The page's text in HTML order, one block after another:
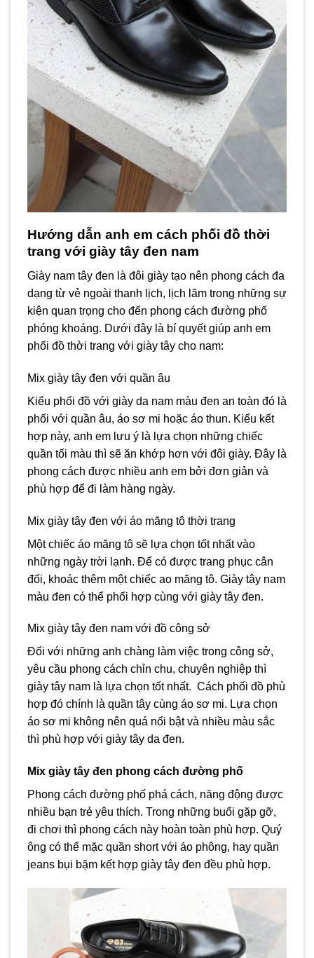
Hướng dẫn anh em cách phối đồ thời
trang với giày tây đen nam
Giày nam tây đen là đôi giày tạo nên phong cách đa
dạng từ vẻ ngoài thanh lịch, lịch lãm trong những sự
kiện quan trọng cho đến phong cách đường phố
phóng khoáng. Dưới đây là bí quyết giúp anh em
phối đồ thời trang với giày tây cho nam:
Mix giày tây đen với quần âu
Kiểu phối đồ với giày da nam màu đen an toàn đó là
phối với quần âu, áo sơ mi hoặc áo thun. Kiểu kết
hợp này, anh em lưu ý là lựa chọn những chiếc
quần tối màu thì sẽ ăn khớp hơn với đôi giày. Đây là
phong cách được nhiều anh em bởi đơn giản và
phù hợp để đi làm hàng ngày.
Mix giày tây đen với áo măng tô thời trang
Một chiếc áo măng tô sẽ lựa chọn tốt nhất vào
những ngày trời lạnh. Để có được trang phục cân
đối, khoác thêm một chiếc ao măng tô. Giày tây nam
màu đen có thể phối hợp cùng với giày tây đen.
Mix giày tây đen nam với đồ công sở
Đối với những anh chàng làm việc trong công sở,
yêu cầu phong cách chỉn chu, chuyên nghiệp thì
giày tây nam là lựa chọn tốt nhất. Cách phối đồ phù
hợp đó chính là quần tây cùng áo sơ mi. Lựa chọn
áo sơ mi không nên quá nổi bật và nhiều màu sắc
thì phù hợp với giày tây da đen.
Mix giày tây đen phong cách đường phố
Phong cách đường phố phá cách, năng động được
nhiều bạn trẻ yêu thích. Trong những buổi gặp gỡ,
đi chơi thì phong cách này hoàn toàn phù hợp. Quý
ông có thể mặc quần short với áo phông, hay quần
jeans bụi bặm kết hợp giày tây đen đều phù hợp.